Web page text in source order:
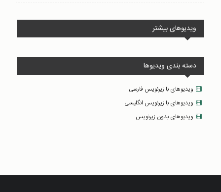
ویدیوهای بیشتر
دسته بندی ویدیوها
ویدیوهای با زیرنویس فارسی
ویدیوهای با زیرنویس انگلیسی
ویدیوهای بدون زیرنویس